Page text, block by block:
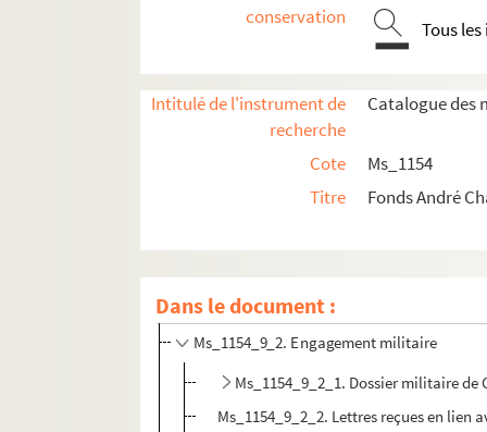
conservation
Tous
Intitulé de l'instrument de
recherche
Catalogue des
Cote
Ms_1154
Titre
Fonds André
Dans le document :
Ms_1154_4. Autres activités littéraires
Ms_1154_5. P.E.N. Club (France et
Ms_1154_6. Vendredi
Ms_1154_7. Conférences de Chamson
Ms_1154_9_1. Engagement politique
Ms_1154_9_2. Engagement militaire
Ms_1154_9_2_1. Dossier militaire
Ms_1154_9_2_2. Lettres reçues en lien